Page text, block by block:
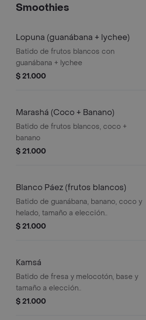
Smoothies
Lopuna (guanábana + lychee)
Batido de frutos blancos con
guanábana + lychee
$ 21.000
Marashá (Coco + Banano)
Batido de frutos blancos, coco +
banano
$ 21.000
Blanco Páez (frutos blancos)
Batido de guanábana, banano, coco y
helado, tamaño a elección..
$ 21.000
Kamsá
Batido de fresa y melocotón, base y
tamaño a elección..
$ 21.000